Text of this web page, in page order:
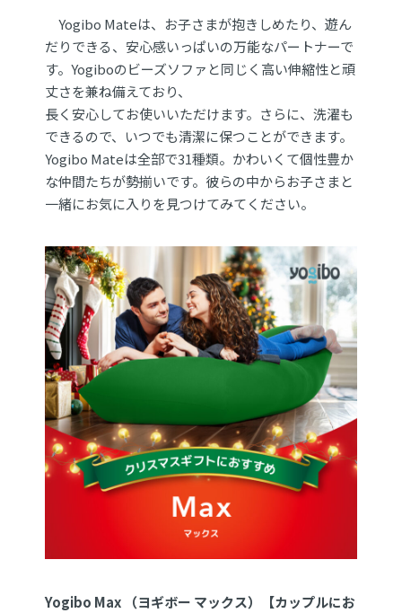
Yogibo Mateは、お子さまが抱きしめたり、遊ん
だりできる、安心感いっぱいの万能なパートナーで
す。Yogiboのビーズソファと同じく高い伸縮性と頑
丈さを兼ね備えており、
長く安心してお使いいただけます。さらに、洗濯も
できるので、いつでも清潔に保つことができます。
Yogibo Mateは全部で31種類。かわいくて個性豊か
な仲間たちが勢揃いです。彼らの中からお子さまと
一緒にお気に入りを見つけてみてください。
Yogibo Max （ヨギボー マックス）【カップルにお